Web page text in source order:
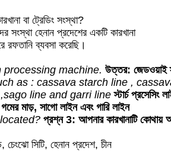
বা ট্রেডিং সংস্থা?
সংস্থা হেনান প্রদেশের একটি কারখানা
রফতানি ব্যবসা করেছি।
machine. উত্তর: জেডওয়াই
as : cassava starch line ,
line and garri line স্টার্চ প্রসেসিং
মাড়, সাগো লাইন এবং গারি লাইন
প্রশ্ন 3: আপনার কারখানাটি কোথায়
সিটি, হেনান প্রদেশ, চীন